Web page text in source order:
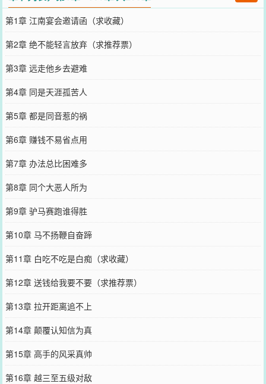
第1章 江南宴会邀请函（求收藏）
第2章 绝不能轻言放弃（求推荐票）
第3章 远走他乡去避难
第4章 同是天涯孤苦人
第5章 都是同音惹的祸
第6章 赚钱不易省点用
第7章 办法总比困难多
第8章 同个大恶人所为
第9章 驴马赛跑谁得胜
第10章 马不扬鞭自奋蹄
第11章 白吃不吃是白痴（求收藏）
第12章 送钱给我要不要（求推荐票）
第13章 拉开距离追不上
第14章 颠覆认知信为真
第15章 高手的风采真帅
第16章 越三至五级对敌